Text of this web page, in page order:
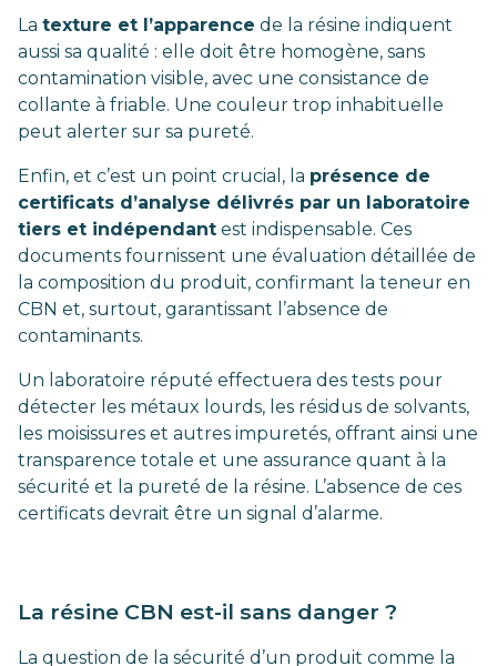
La texture et l’apparence de la résine indiquent
aussi sa qualité : elle doit être homogène, sans
contamination visible, avec une consistance de
collante à friable. Une couleur trop inhabituelle
peut alerter sur sa pureté.
Enfin, et c’est un point crucial, la présence de
certificats d’analyse délivrés par un laboratoire
tiers et indépendant est indispensable. Ces
documents fournissent une évaluation détaillée de
la composition du produit, confirmant la teneur en
CBN et, surtout, garantissant l’absence de
contaminants.
Un laboratoire réputé effectuera des tests pour
détecter les métaux lourds, les résidus de solvants,
les moisissures et autres impuretés, offrant ainsi une
transparence totale et une assurance quant à la
sécurité et la pureté de la résine. L’absence de ces
certificats devrait être un signal d’alarme.
La résine CBN est-il sans danger ?
La question de la sécurité d’un produit comme la